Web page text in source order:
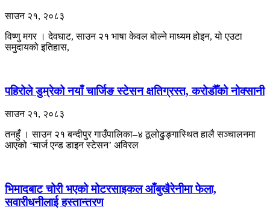
साउन २१, २०८३
विष्णु मगर । देवघाट, साउन २१ भाषा केवल बोल्ने माध्यम होइन, यो एउटा
समुदायको इतिहास,
पहिरोले डुम्रेको नयाँ चार्जिङ स्टेसन क्षतिग्रस्त, करोडौँको नोक्सानी
साउन २१, २०८३
तनहुँ । साउन २१ बन्दीपुर गाउँपालिका–४ ठूलोढुङ्गास्थित हालै सञ्चालनमा
आएको ‘चार्ज एन्ड डाइन स्टेसन’ अविरल
भिमादबाट चोरी भएको मोटरसाइकल आँबुखैरेनीमा फेला,
सवारीधनीलाई हस्तान्तरण